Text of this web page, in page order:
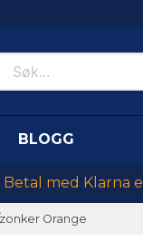
BLOGG
Betal med Klarna
Orange